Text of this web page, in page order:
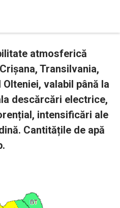
atmosferică
Transilvania,
valabil până la
descărcări electrice,
intensificări ale
Cantitățile de apă